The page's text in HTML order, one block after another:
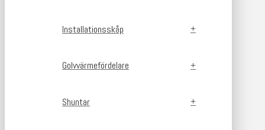
Installationsskåp
Golvvärmefördelare
Shuntar